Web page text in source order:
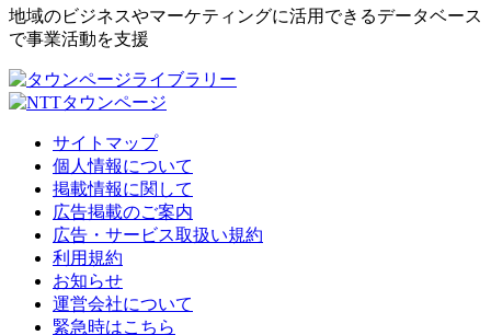
地域のビジネスやマーケティングに活用できるデータベース
で事業活動を支援
サイトマップ
個人情報について
掲載情報に関して
広告掲載のご案内
広告・サービス取扱い規約
利用規約
お知らせ
運営会社について
緊急時はこちら